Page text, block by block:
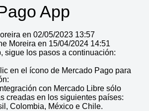
App
en 02/05/2023 13:57
Moreira en 15/04/2024 14:51
sigue los pasos a continuación:
en el ícono de Mercado Pago para
con Mercado Libre sólo
creadas en los siguientes países:
Colombia, México e Chile.